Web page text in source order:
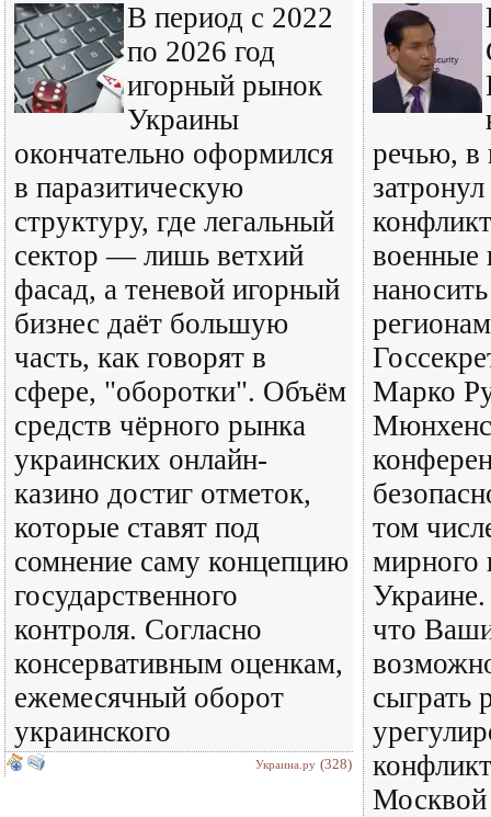
В период с 2022
по 2026 год
игорный рынок
Украины
окончательно оформился
в паразитическую
структуру, где легальный
сектор — лишь ветхий
фасад, а теневой игорный
бизнес даёт большую
часть, как говорят в
сфере, "оборотки". Объём
средств чёрного рынка
украинских онлайн-
казино достиг отметок,
которые ставят под
сомнение саму концепцию
государственного
контроля. Согласно
консервативным оценкам,
ежемесячный оборот
украинского
Украина.ру (328)
речью, в
военные
Марко
том
мирного
что
сыграть